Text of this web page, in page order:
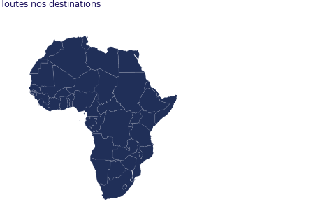
Toutes nos destinations